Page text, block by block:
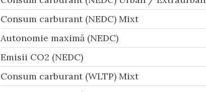
Consum carburant (NEDC) Mixt
Autonomie maximă (NEDC)
Emisii CO2 (NEDC)
Consum carburant (WLTP) Mixt